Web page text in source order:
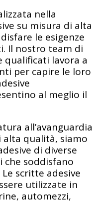
nella
su misura di alta
le esigenze
Il nostro team di
qualificati lavora a
per capire le loro
al meglio il
all’avanguardia
alta qualità, siamo
di diverse
che soddisfano
scritte adesive
utilizzate in
automezzi,